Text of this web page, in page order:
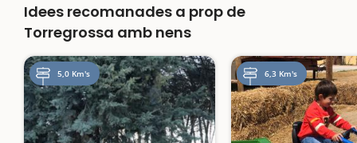
Idees recomanades a prop de
Torregrossa amb nens
5,0 Km's 6,3 Km's